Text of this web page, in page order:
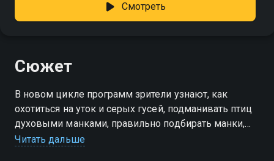
Смотреть
Сюжет
В новом цикле программ зрители узнают, как
охотиться на уток и серых гусей, подманивать птиц
духовыми манками, правильно подбирать манки,
утиные и гусиные чучела, какие существуют
Читать дальше